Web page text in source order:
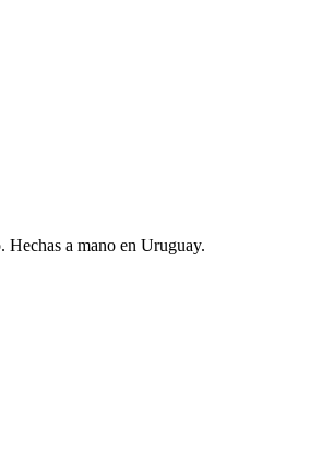
Hechas a mano en Uruguay.